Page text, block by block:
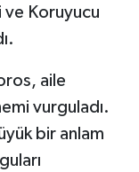
ve Koruyucu
aile
vurguladı.
bir anlam